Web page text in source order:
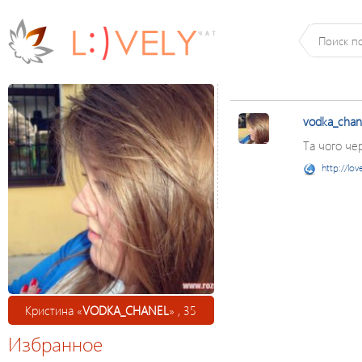
Кристина «VODKA_CHANEL» , 35
Избранное
Та чого
http://